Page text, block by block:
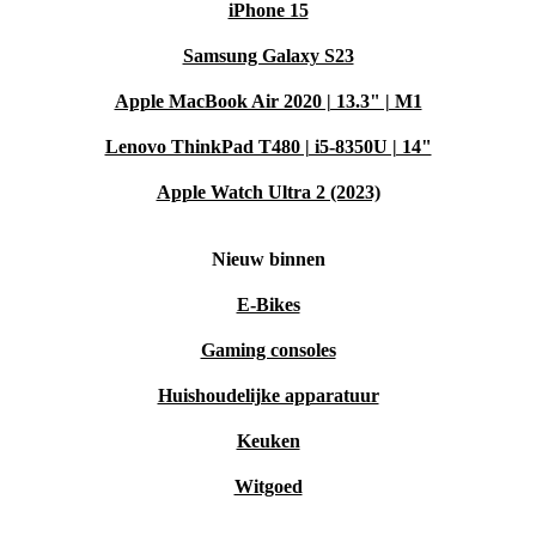
iPhone 15
Samsung Galaxy S23
Apple MacBook Air 2020 | 13.3" | M1
Lenovo ThinkPad T480 | i5-8350U | 14"
Apple Watch Ultra 2 (2023)
Nieuw binnen
E-Bikes
Gaming consoles
Huishoudelijke apparatuur
Keuken
Witgoed